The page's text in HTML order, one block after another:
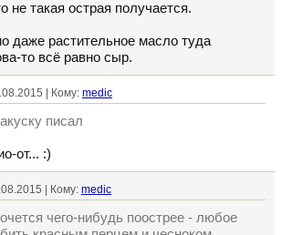
не такая острая получается.
даже растительное масло туда
то всё равно сыр.
| Кому: medic
писал
от... :)
| Кому: medic
чего-нибудь поострее - любое